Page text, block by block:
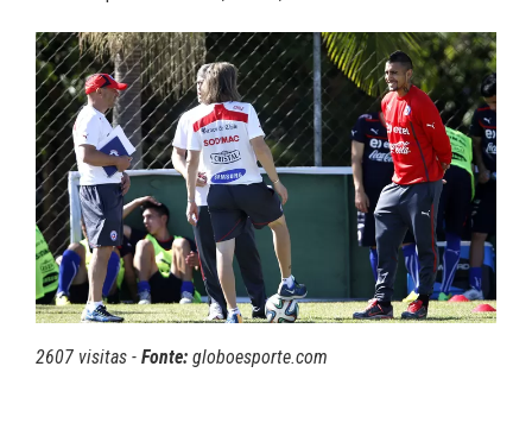
2607 visitas - Fonte: globoesporte.com